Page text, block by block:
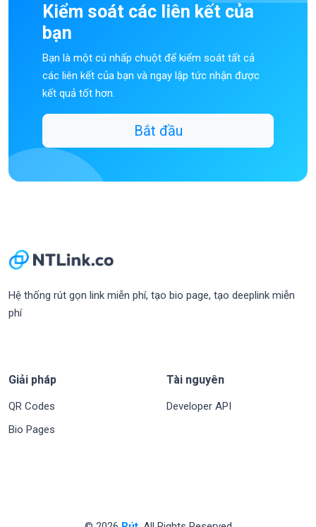
Kiểm soát các liên kết của
bạn
Bạn là một cú nhấp chuột để kiểm soát tất cả
các liên kết của bạn và ngay lập tức nhận được
kết quả tốt hơn.
Bắt đầu
Hệ thống rút gọn link miễn phí, tạo bio page, tạo deeplink miễn
phí
Giải pháp
QR Codes
Bio Pages
Tài nguyên
Developer API